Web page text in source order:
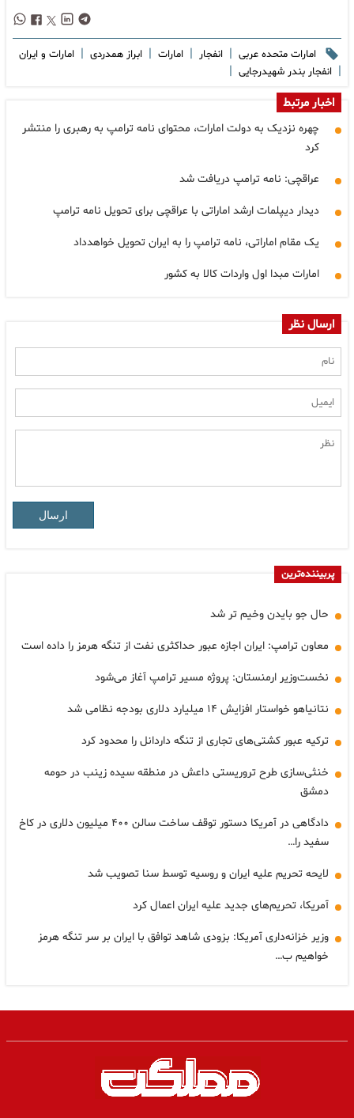
امارات متحده عربی | انفجار | امارات | ابراز همدردی | امارات و ایران
| انفجار بندر شهیدرجایی |
اخبار مرتبط
چهره نزدیک به دولت امارات، محتوای نامه ترامپ به رهبری را منتشر
کرد
عراقچی: نامه ترامپ دریافت شد
دیدار دیپلمات ارشد اماراتی با عراقچی برای تحویل نامه ترامپ
یک مقام اماراتی، نامه ترامپ را به ایران تحویل خواهدداد
امارات مبدا اول واردات کالا به کشور
ارسال نظر
ارسال
پربیننده‌ترین
حال جو بایدن وخیم تر شد
معاون ترامپ: ایران اجازه عبور حداکثری نفت از تنگه هرمز را داده است
نخست‌وزیر ارمنستان: پروژه مسیر ترامپ آغاز می‌شود
نتانیاهو خواستار افزایش ۱۴ میلیارد دلاری بودجه نظامی شد
ترکیه عبور کشتی‌های تجاری از تنگه داردانل را محدود کرد
خنثی‌سازی طرح تروریستی داعش در منطقه سیده زینب در حومه
دمشق
دادگاهی در آمریکا دستور توقف ساخت سالن ۴۰۰ میلیون دلاری در کاخ
سفید را…
لایحه تحریم علیه ایران و روسیه توسط سنا تصویب شد
آمریکا، تحریم‌های جدید علیه ایران اعمال کرد
وزیر خزانه‌داری آمریکا: بزودی شاهد توافق با ایران بر سر تنگه هرمز
خواهیم ب…